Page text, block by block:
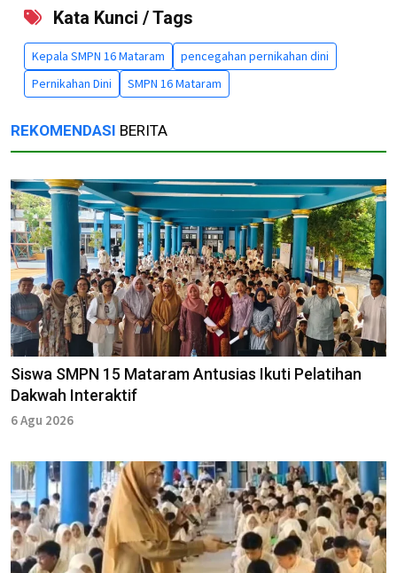
Kata Kunci / Tags
Kepala SMPN 16 Mataram
pencegahan pernikahan dini
Pernikahan Dini
SMPN 16 Mataram
REKOMENDASI BERITA
Siswa SMPN 15 Mataram Antusias Ikuti Pelatihan
Dakwah Interaktif
6 Agu 2026